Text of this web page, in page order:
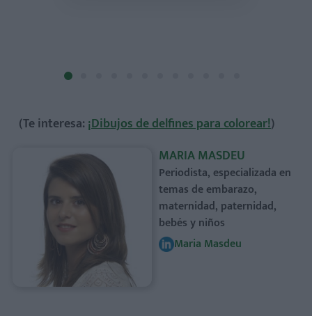
(Te interesa: ¡Dibujos de delfines para colorear!)
MARIA MASDEU
Periodista, especializada en
temas de embarazo,
maternidad, paternidad,
bebés y niños
Maria Masdeu